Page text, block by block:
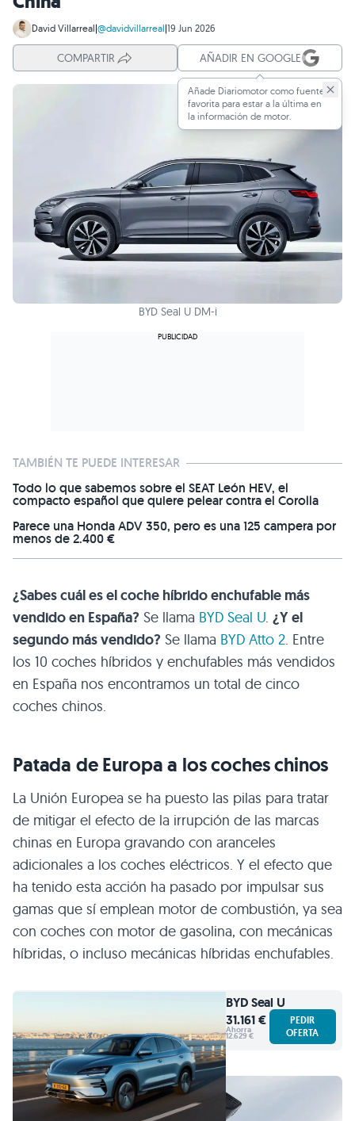
David Villarreal|@davidvillarreal|19 Jun 2026
COMPARTIR AÑADIR EN GOOGLE
Añade Diariomotor como fuente
favorita para estar a la última en
la información de motor.
BYD Seal U DM-i
TAMBIÉN TE PUEDE INTERESAR
Todo lo que sabemos sobre el SEAT León HEV, el
compacto español que quiere pelear contra el Corolla
Parece una Honda ADV 350, pero es una 125 campera por
menos de 2.400 €
¿Sabes cuál es el coche híbrido enchufable más
vendido en España? Se llama BYD Seal U. ¿Y el
segundo más vendido? Se llama BYD Atto 2. Entre
los 10 coches híbridos y enchufables más vendidos
en España nos encontramos un total de cinco
coches chinos.
Patada de Europa a los coches chinos
La Unión Europea se ha puesto las pilas para tratar
de mitigar el efecto de la irrupción de las marcas
chinas en Europa gravando con aranceles
adicionales a los coches eléctricos. Y el efecto que
ha tenido esta acción ha pasado por impulsar sus
gamas que sí emplean motor de combustión, ya sea
con coches con motor de gasolina, con mecánicas
híbridas, o incluso mecánicas híbridas enchufables.
BYDSeal U
31.161 €
Ahorra
12.629 €
PEDIR
OFERTA